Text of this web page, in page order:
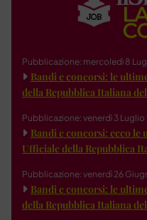
Pubblicazione: mercoledì 8
Bandi e concorsi: le
della Repubblica Italiana
Pubblicazione: venerdì 3
Bandi e concorsi: ecco le
Ufficiale della Repubblica
Pubblicazione: venerdì 26
Bandi e concorsi: le
della Repubblica Italiana